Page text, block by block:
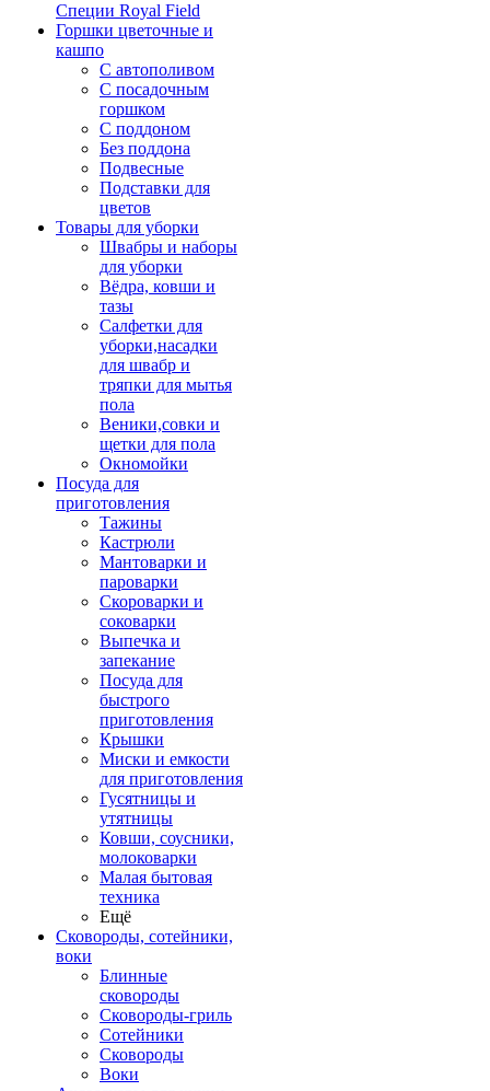
Специи Royal Field
Горшки цветочные и
кашпо
С автополивом
С посадочным
горшком
С поддоном
Без поддона
Подвесные
Подставки для
цветов
Товары для уборки
Швабры и наборы
для уборки
Вёдра, ковши и
тазы
Салфетки для
уборки,насадки
для швабр и
тряпки для мытья
пола
Веники,совки и
щетки для пола
Окномойки
Посуда для
приготовления
Тажины
Кастрюли
Мантоварки и
пароварки
Скороварки и
соковарки
Выпечка и
запекание
Посуда для
быстрого
приготовления
Крышки
Миски и емкости
для приготовления
Гусятницы и
утятницы
Ковши, соусники,
молоковарки
Малая бытовая
техника
Ещё
Сковороды, сотейники,
воки
Блинные
сковороды
Сковороды-гриль
Сотейники
Сковороды
Воки